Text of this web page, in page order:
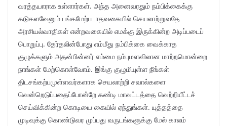
வரத்தயாராக உள்ளார்கள். அந்த அனைவரதும் நம்பிக்கைக்கு
கடுகளவேனும் பங்கமேற்படாதவகையில் செயலாற்றுவதே
அரசியல்வாதிகள் என்றவகையில் எமக்கு இருக்கின்ற அடிப்படைப்
பொறுப்பு. தேர்தலின்போது எம்மீது நம்பிக்கை வைக்காத
குழுக்களும் அதன்பின்னர் எம்மை நம்புமளவிலான மாற்றமொன்றை
நாங்கள் மேற்கொள்வோம். இங்கு குழுமியுள்ள நீங்கள்
திடசங்கற்பமுள்ளவர்களாக செயலாற்றி சவால்களை
வென்றெடுப்பதைப்போன்றே கண்டி மாவட்டத்தை வெற்றியீட்டச்
செய்விக்கின்ற கொடியை கையில் ஏந்துங்கள். யுத்தத்தை
முடிவுக்கு கொண்டுவர முப்பது வருடங்களுக்கு மேல் காலம்